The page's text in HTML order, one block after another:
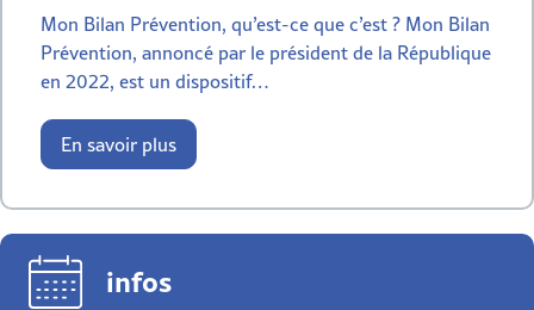
Mon Bilan Prévention, qu’est-ce que c’est ? Mon Bilan
Prévention, annoncé par le président de la République
en 2022, est un dispositif…
En savoir plus
infos